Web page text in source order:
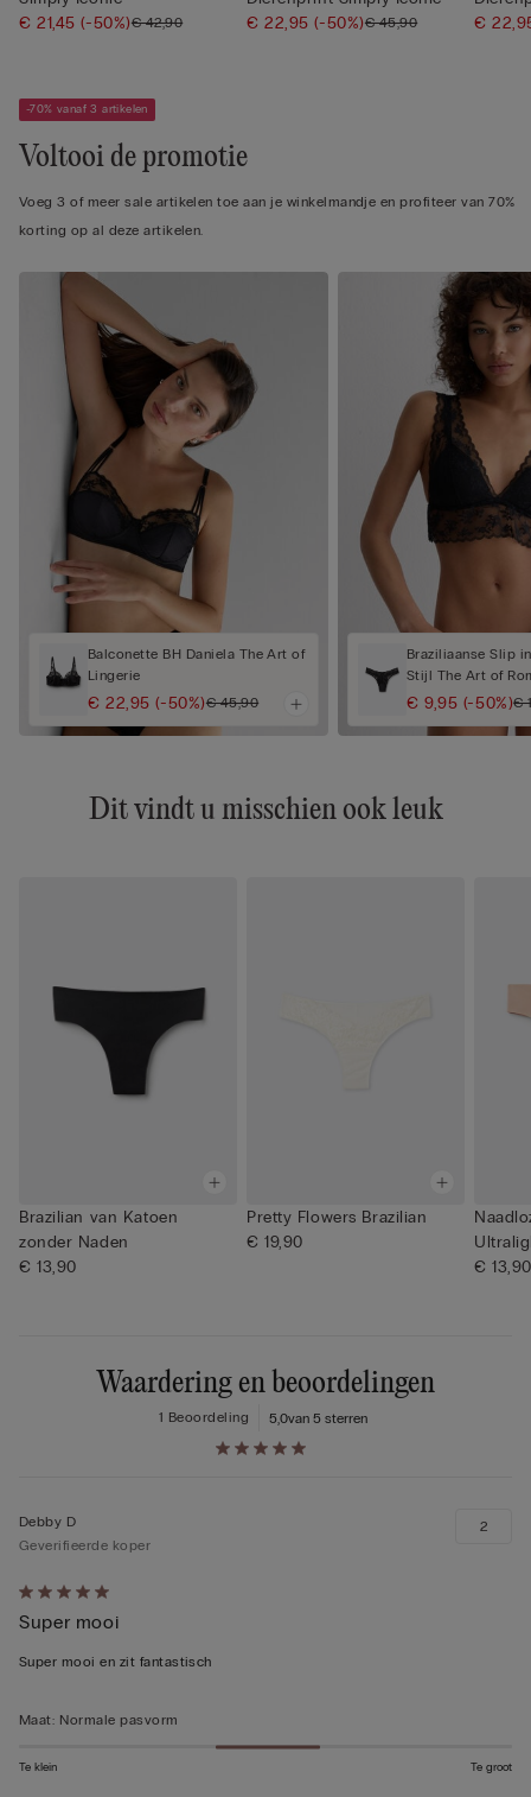
€ 21,45(-50%)€ 42,90
€ 22,95(-50%)€ 45,90
€
-70% vanaf 3 artikelen
Voltooi de promotie
Voeg 3 of meer sale artikelen toe aan je winkelmandje en profiteer van 70%
korting op al deze artikelen.
Balconette BH Daniela The Art of
Lingerie
€ 22,95(-50%)€ 45,90
Braziliaanse Slip
Stijl The Art of
€ 9,95 (-50%)€
Dit vindt u misschien ook leuk
Brazilian van Katoen
zonder Naden
€ 13,90
Pretty Flowers Brazilian
€ 19,90
€ 13,90
Waardering en beoordelingen
5,0van 5 sterren
1 Beoordeling
5
op
5
Debby D
Geverifieerde koper
Super mooi
Super mooi en zit fantastisch
2
Maat: Normale pasvorm
Te klein Te groot